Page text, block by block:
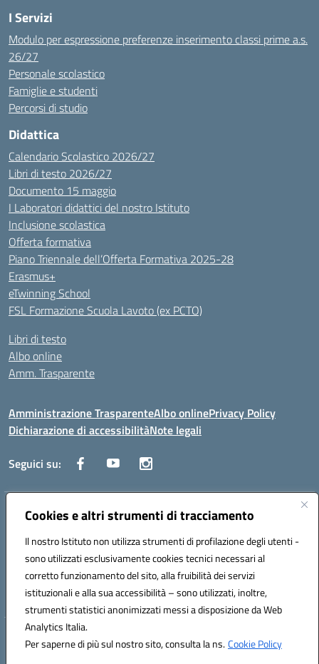
Cookies e altri strumenti di tracciamento
Il nostro Istituto non utilizza strumenti di profilazione degli utenti -
sono utilizzati esclusivamente cookies tecnici necessari al
corretto funzionamento del sito, alla fruibilità dei servizi
istituzionali e alla sua accessibilità – sono utilizzati, inoltre,
strumenti statistici anonimizzati messi a disposizione da Web
Analytics Italia.
Per saperne di più sul nostro sito, consulta la ns.Cookie Policy
I Servizi
Modulo per espressione preferenze inserimento classi prime a.s.
26/27
Personale scolastico
Famiglie e studenti
Percorsi di studio
Didattica
Calendario Scolastico 2026/27
Libri di testo 2026/27
Documento 15 maggio
I Laboratori didattici del nostro Istituto
Inclusione scolastica
Offerta formativa
Piano Triennale dell’Offerta Formativa 2025-28
Erasmus+
eTwinning School
FSL Formazione Scuola Lavoto (ex PCTO)
Libri di testo
Albo online
Amm. Trasparente
Amministrazione TrasparenteAlbo onlinePrivacy Policy
Dichiarazione di accessibilitàNote legali
Seguici su:
Indirizzo:Lecce
Posta elettronica certificata (PEC):leis03400t@pec.istruzione.it
Codice fiscale: 80010750752
Codice meccanografico: leis03400t
Hosting & Powered by 3D Solution S.r.l.
Concept & Design by Designers Italia